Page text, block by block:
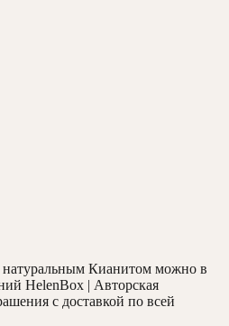
Кианитом можно в
HelenBox | Авторская
с доставкой по всей